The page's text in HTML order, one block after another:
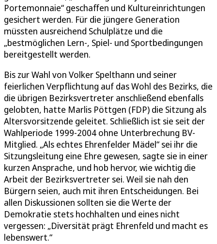
Portemonnaie“ geschaffen und Kultureinrichtungen
gesichert werden. Für die jüngere Generation
müssten ausreichend Schulplätze und die
„bestmöglichen Lern-, Spiel- und Sportbedingungen
bereitgestellt werden.
Bis zur Wahl von Volker Spelthann und seiner
feierlichen Verpflichtung auf das Wohl des Bezirks, die
die übrigen Bezirksvertreter anschließend ebenfalls
gelobten, hatte Marlis Pöttgen (FDP) die Sitzung als
Altersvorsitzende geleitet. Schließlich ist sie seit der
Wahlperiode 1999-2004 ohne Unterbrechung BV-
Mitglied. „Als echtes Ehrenfelder Mädel“ sei ihr die
Sitzungsleitung eine Ehre gewesen, sagte sie in einer
kurzen Ansprache, und hob hervor, wie wichtig die
Arbeit der Bezirksvertreter sei. Weil sie nah den
Bürgern seien, auch mit ihren Entscheidungen. Bei
allen Diskussionen sollten sie die Werte der
Demokratie stets hochhalten und eines nicht
vergessen: „Diversität prägt Ehrenfeld und macht es
lebenswert.“